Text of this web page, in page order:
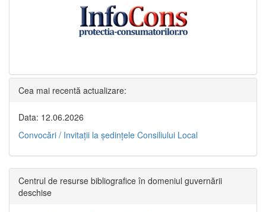
Cea mai recentă actualizare:
Data: 12.06.2026
Convocări / Invitaţii la şedinţele Consiliului Local
Centrul de resurse bibliografice în domeniul guvernării
deschise